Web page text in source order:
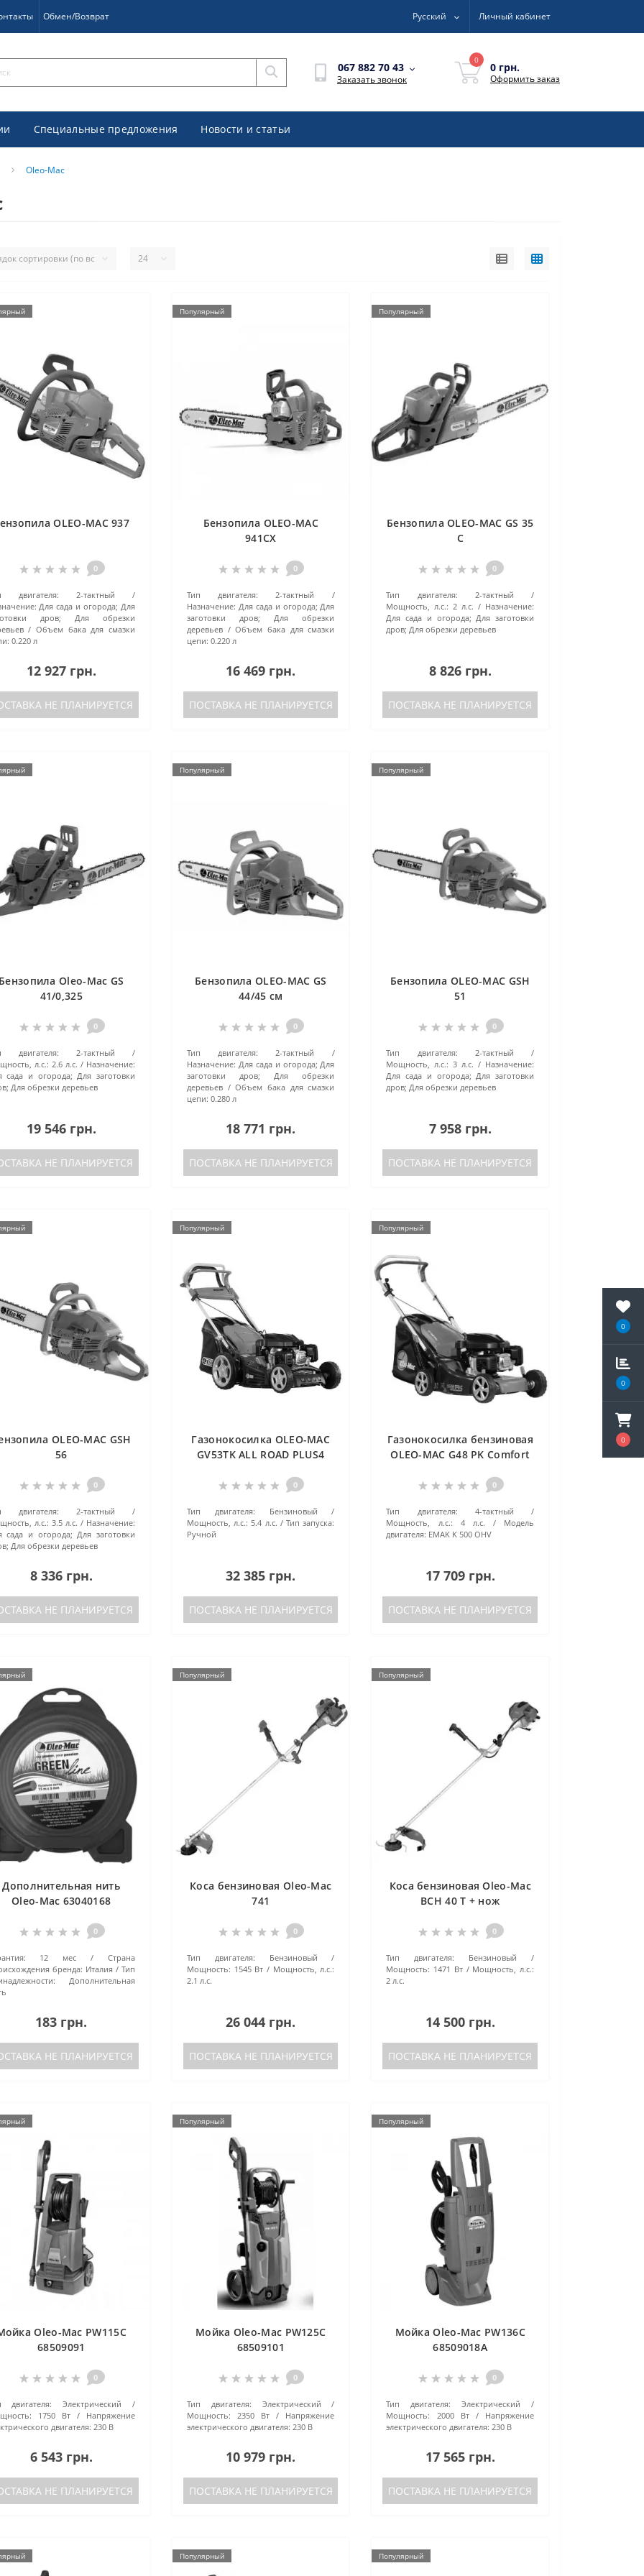
0
0
0
Обмен/Возврат Русский Личный кабинет
067 882 70 43
Заказать звонок
0
0 грн.
Оформить заказ
Специальные предложения Новости и статьи
Oleo-Mac
OLEO-MAC 937
0
двигателя:
2-тактный
Для сада и огорода; Для
дров; Для обрезки
Объем бака для смазки
0.220 л
12 927 грн.
НЕ ПЛАНИРУЕТСЯ
Популярный
Бензопила OLEO-MAC
941CX
0
Тип двигателя:
2-тактный
Назначение: Для сада и огорода; Для
заготовки дров; Для обрезки
деревьев
Объем бака для смазки
цепи: 0.220 л
16 469 грн.
ПОСТАВКА НЕ ПЛАНИРУЕТСЯ
Популярный
Бензопила OLEO-MAC GS 35
C
0
Тип двигателя:
2-тактный
Мощность, л.с.: 2 л.с.
Назначение:
Для сада и огорода; Для заготовки
дров; Для обрезки деревьев
8 826 грн.
ПОСТАВКА НЕ ПЛАНИРУЕТСЯ
Oleo-Mac GS
41/0,325
0
двигателя:
2-тактный
л.с.: 2.6 л.с.
Назначение:
сада и огорода; Для заготовки
Для обрезки деревьев
19 546 грн.
НЕ ПЛАНИРУЕТСЯ
Популярный
Бензопила OLEO-MAC GS
44/45 см
0
Тип двигателя:
2-тактный
Назначение: Для сада и огорода; Для
заготовки дров; Для обрезки
деревьев
Объем бака для смазки
цепи: 0.280 л
18 771 грн.
ПОСТАВКА НЕ ПЛАНИРУЕТСЯ
Популярный
Бензопила OLEO-MAC GSH
51
0
Тип двигателя:
2-тактный
Мощность, л.с.: 3 л.с.
Назначение:
Для сада и огорода; Для заготовки
дров; Для обрезки деревьев
7 958 грн.
ПОСТАВКА НЕ ПЛАНИРУЕТСЯ
OLEO-MAC GSH
56
0
двигателя:
2-тактный
л.с.: 3.5 л.с.
Назначение:
сада и огорода; Для заготовки
Для обрезки деревьев
8 336 грн.
НЕ ПЛАНИРУЕТСЯ
Популярный
Газонокосилка OLEO-MAC
GV53TK ALL ROAD PLUS4
0
Тип двигателя:
Бензиновый
Мощность, л.с.: 5.4 л.с.
Тип запуска:
Ручной
32 385 грн.
ПОСТАВКА НЕ ПЛАНИРУЕТСЯ
Популярный
Газонокосилка бензиновая
OLEO-MAC G48 PK Comfort
0
Тип двигателя:
4-тактный
Мощность, л.с.:
4 л.с.
Модель
двигателя: EMAK K 500 OHV
17 709 грн.
ПОСТАВКА НЕ ПЛАНИРУЕТСЯ
Дополнительная нить
Oleo-Mac 63040168
0
12 мес
Страна
бренда: Италия
Тип
Дополнительная
183 грн.
НЕ ПЛАНИРУЕТСЯ
Популярный
Коса бензиновая Oleo-Mac
741
0
Тип двигателя:
Бензиновый
Мощность: 1545 Вт
Мощность, л.с.:
2.1 л.с.
26 044 грн.
ПОСТАВКА НЕ ПЛАНИРУЕТСЯ
Популярный
Коса бензиновая Oleo-Mac
BCH 40 T + нож
0
Тип двигателя:
Бензиновый
Мощность: 1471 Вт
Мощность, л.с.:
2 л.с.
14 500 грн.
ПОСТАВКА НЕ ПЛАНИРУЕТСЯ
Oleo-Mac PW115C
68509091
0
двигателя:
Электрический
1750 Вт
Напряжение
двигателя: 230 В
6 543 грн.
НЕ ПЛАНИРУЕТСЯ
Популярный
Мойка Oleo-Mac PW125C
68509101
0
Тип двигателя:
Электрический
Мощность:
2350 Вт
Напряжение
электрического двигателя: 230 В
10 979 грн.
ПОСТАВКА НЕ ПЛАНИРУЕТСЯ
Популярный
Мойка Oleo-Mac PW136C
68509018A
0
Тип двигателя:
Электрический
Мощность:
2000 Вт
Напряжение
электрического двигателя: 230 В
17 565 грн.
ПОСТАВКА НЕ ПЛАНИРУЕТСЯ
Популярный Популярный